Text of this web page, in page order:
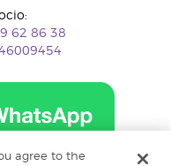
62 86 38
agree to the